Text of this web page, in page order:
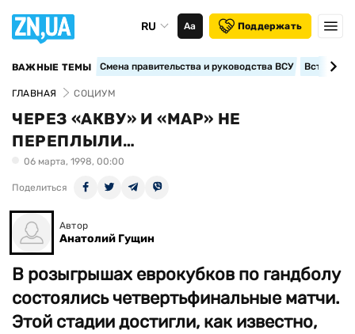
RU Аа Поддержать
ВАЖНЫЕ ТЕМЫ Смена правительства и руководства ВСУ
ГЛАВНАЯ СОЦИУМ
ЧЕРЕЗ «АКВУ» И «МАР» НЕ
ПЕРЕПЛЫЛИ…
06 марта, 1998, 00:00
Поделиться
Автор
Анатолий Гущин
В розыгрышах еврокубков по гандболу
состоялись четвертьфинальные матчи.
Этой стадии достигли, как известно,